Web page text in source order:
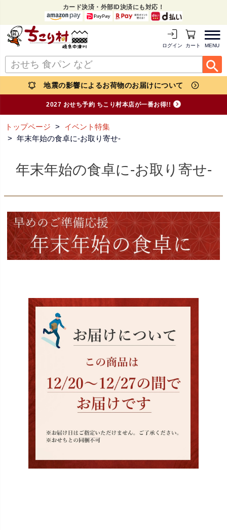
カード決済・外部ID決済にも対応！
MENU
ログイン カートを見る
地震の影響によるお荷物のお届けについて
2027 おせち予約 ちこり村本店が一番お得!!
トップページ
イベント特集
年末年始の食卓に-お取り寄せ-
年末年始の食卓に-お取り寄せ-